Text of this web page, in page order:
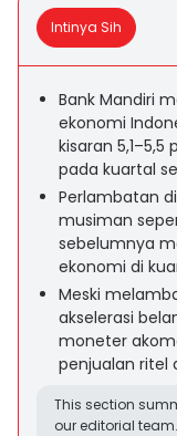
Intinya Sih
Bank Mandiri
ekonomi
kisaran 5,1–5,5
pada kuartal
Perlambatan
musiman
sebelumnya
ekonomi di
Meski
akselerasi
moneter
penjualan ritel
This section
our editorial team.